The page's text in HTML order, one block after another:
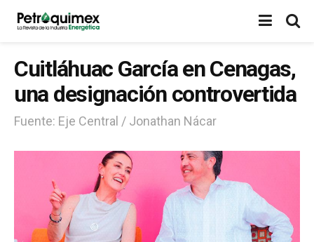
Cuitláhuac García en Cenagas,
una designación controvertida
Fuente: Eje Central / Jonathan Nácar